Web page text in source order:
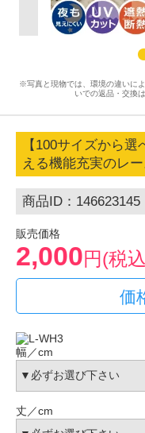
※写真と現物では、環境の違いに
いでの返品・交換
【100サイズから
える機能充実のレ
商品ID：146623145
販売価格
2,000円(税
価
幅／cm
丈／cm